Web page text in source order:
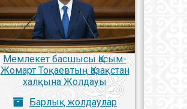
Мемлекет басшысы Қасым-
Жомарт Тоқаевтың Қазақстан
халқына Жолдауы
Барлық жолдаулар